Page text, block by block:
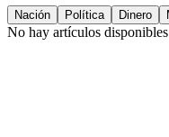
Nación Política Dinero
No hay artículos